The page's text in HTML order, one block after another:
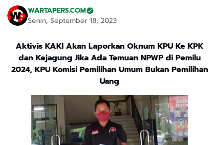
WARTAPERS.COM
Senin, September 18, 2023
Aktivis KAKI Akan Laporkan Oknum KPU Ke KPK
dan Kejagung Jika Ada Temuan NPWP di Pemilu
2024, KPU Komisi Pemilihan Umum Bukan Pemilihan
Uang